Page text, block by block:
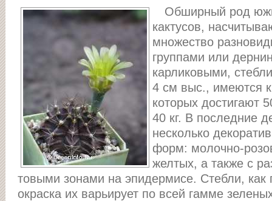
Обширный род
кактусов,
множество
группами или
карликовыми,
4 см выс., имеются
которых достигают
40 кг. В последние
несколько
форм: молочно-
желтых, а также с
товыми зонами на эпидермисе. Стебли,
окраска их варьирует по всей гамме